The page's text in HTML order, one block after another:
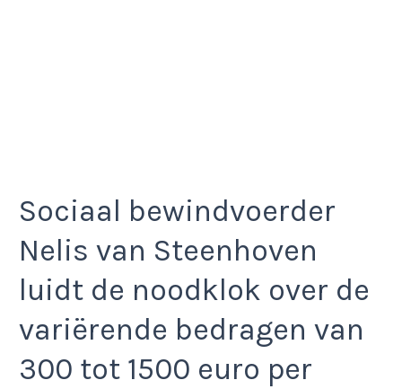
Sociaal bewindvoerder
Nelis van Steenhoven
luidt de noodklok over de
variërende bedragen van
300 tot 1500 euro per